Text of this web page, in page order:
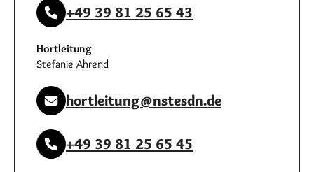
+49 39 81 25 65 43
Hortleitung
Stefanie Ahrend
hortleitung@nstesdn.de
+49 39 81 25 65 45